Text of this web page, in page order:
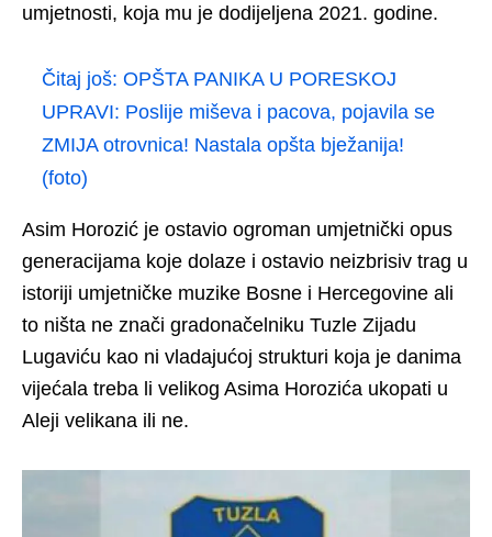
umjetnosti, koja mu je dodijeljena 2021. godine.
Čitaj još: OPŠTA PANIKA U PORESKOJ
UPRAVI: Poslije miševa i pacova, pojavila se
ZMIJA otrovnica! Nastala opšta bježanija!
(foto)
Asim Horozić je ostavio ogroman umjetnički opus
generacijama koje dolaze i ostavio neizbrisiv trag u
istoriji umjetničke muzike Bosne i Hercegovine ali
to ništa ne znači gradonačelniku Tuzle Zijadu
Lugaviću kao ni vladajućoj strukturi koja je danima
vijećala treba li velikog Asima Horozića ukopati u
Aleji velikana ili ne.